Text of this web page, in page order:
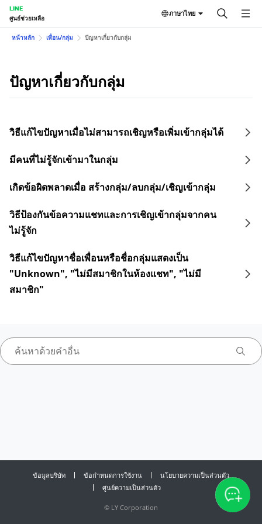
LINE
ศูนย์ช่วยเหลือ
ภาษาไทย
หน้าหลัก เพื่อน/กลุ่ม ปัญหาเกี่ยวกับกลุ่ม
ปัญหาเกี่ยวกับกลุ่ม
วิธีแก้ไขปัญหาเมื่อไม่สามารถเชิญหรือเพิ่มเข้ากลุ่มได้
มีคนที่ไม่รู้จักเข้ามาในกลุ่ม
เกิดข้อผิดพลาดเมื่อ สร้างกลุ่ม/ลบกลุ่ม/เชิญเข้ากลุ่ม
วิธีป้องกันข้อความแชทและการเชิญเข้ากลุ่มจากคน
ไม่รู้จัก
วิธีแก้ไขปัญหาชื่อเพื่อนหรือชื่อกลุ่มแสดงเป็น
"Unknown", "ไม่มีสมาชิกในห้องแชท", "ไม่มี
สมาชิก"
ข้อมูลบริษัท ข้อกำหนดการใช้งาน
นโยบายความเป็นส่วนตัว
ศูนย์ความเป็นส่วนตัว
© LY Corporation